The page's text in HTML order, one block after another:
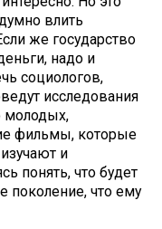
влить
же государство
надо и
социологов,
исследования
молодых,
фильмы, которые
и
понять, что будет
поколение, что ему